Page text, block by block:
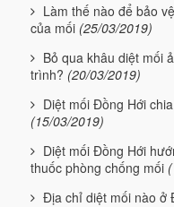
Làm thế nào để bảo
của mối (25/03/2019)
Bỏ qua khâu diệt mối
trình? (20/03/2019)
Diệt mối Đồng Hới
(15/03/2019)
Diệt mối Đồng Hới
thuốc phòng chống mối
Địa chỉ diệt mối nào ở